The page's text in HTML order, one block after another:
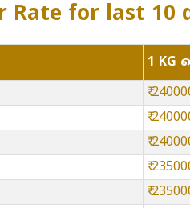
for last 10
1 KG
₹
₹
₹
₹
₹